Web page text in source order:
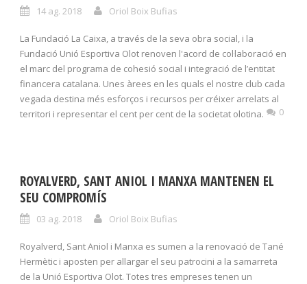
14 ag. 2018 Oriol Boix Bufias
La Fundació La Caixa, a través de la seva obra social, i la
Fundació Unió Esportiva Olot renoven l'acord de col·laboració en
el marc del programa de cohesió social i integració de l’entitat
financera catalana. Unes àrees en les quals el nostre club cada
vegada destina més esforços i recursos per créixer arrelats al
territori i representar el cent per cent de la societat olotina.
0
ROYALVERD, SANT ANIOL I MANXA MANTENEN EL
SEU COMPROMÍS
03 ag. 2018 Oriol Boix Bufias
Royalverd, Sant Aniol i Manxa es sumen a la renovació de Tané
Hermètic i aposten per allargar el seu patrocini a la samarreta
de la Unió Esportiva Olot. Totes tres empreses tenen un